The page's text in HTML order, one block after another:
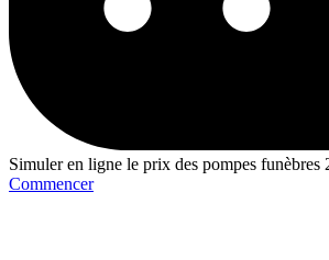
Simuler en ligne le prix des pompes funèbres
Commencer